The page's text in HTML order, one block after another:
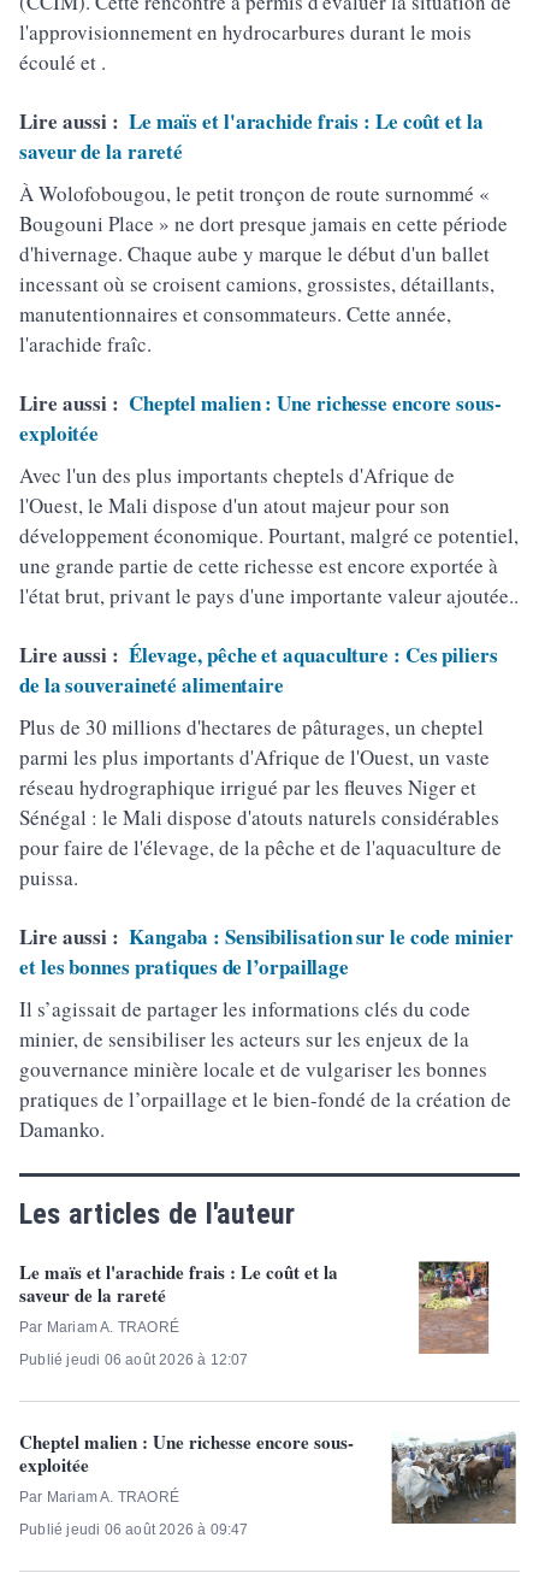
l'approvisionnement en hydrocarbures durant le mois
écoulé et .
Lire aussi : Le maïs et l'arachide frais : Le coût et la
saveur de la rareté
À Wolofobougou, le petit tronçon de route surnommé «
Bougouni Place » ne dort presque jamais en cette période
d'hivernage. Chaque aube y marque le début d'un ballet
incessant où se croisent camions, grossistes, détaillants,
manutentionnaires et consommateurs. Cette année,
l'arachide fraîc.
Lire aussi : Cheptel malien : Une richesse encore sous-
exploitée
Avec l'un des plus importants cheptels d'Afrique de
l'Ouest, le Mali dispose d'un atout majeur pour son
développement économique. Pourtant, malgré ce potentiel,
une grande partie de cette richesse est encore exportée à
l'état brut, privant le pays d'une importante valeur ajoutée..
Lire aussi : Élevage, pêche et aquaculture : Ces piliers
de la souveraineté alimentaire
Plus de 30 millions d'hectares de pâturages, un cheptel
parmi les plus importants d'Afrique de l'Ouest, un vaste
réseau hydrographique irrigué par les fleuves Niger et
Sénégal : le Mali dispose d'atouts naturels considérables
pour faire de l'élevage, de la pêche et de l'aquaculture de
puissa.
Lire aussi : Kangaba : Sensibilisation sur le code minier
et les bonnes pratiques de l’orpaillage
Il s’agissait de partager les informations clés du code
minier, de sensibiliser les acteurs sur les enjeux de la
gouvernance minière locale et de vulgariser les bonnes
pratiques de l’orpaillage et le bien-fondé de la création de
Damanko.
Les articles de l'auteur
Le maïs et l'arachide frais : Le coût et la
saveur de la rareté
Par Mariam A. TRAORÉ
Publié jeudi 06 août 2026 à 12:07
Cheptel malien : Une richesse encore sous-
exploitée
Par Mariam A. TRAORÉ
Publié jeudi 06 août 2026 à 09:47